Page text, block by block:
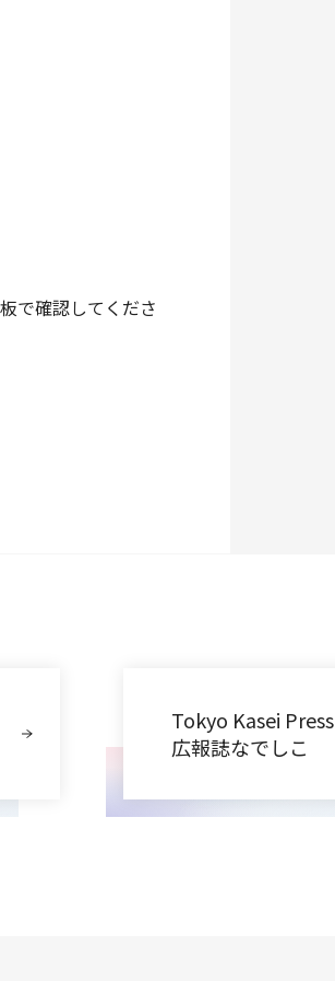
で確認してくださ
Tokyo Kasei Press
広報誌なでしこ